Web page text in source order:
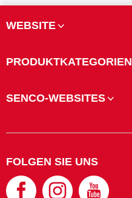
WEBSITE
PRODUKTKATEGORIEN
SENCO-WEBSITES
FOLGEN SIE UNS